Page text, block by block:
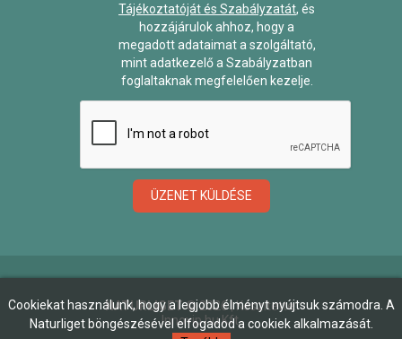
Tájékoztatóját és Szabályzatát, és
hozzájárulok ahhoz, hogy a
megadott adataimat a szolgáltató,
mint adatkezelő a Szabályzatban
foglaltaknak megfelelően kezelje.
ÜZENET KÜLDÉSE
NATURLIGET©2026| Készítette:
Innovip.hu Kft.
Cookiekat használunk, hogy a legjobb élményt nyújtsuk számodra. A
Naturliget böngészésével elfogadod a cookiek alkalmazását.